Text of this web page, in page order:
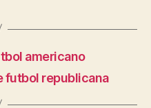
americano
futbol republicana